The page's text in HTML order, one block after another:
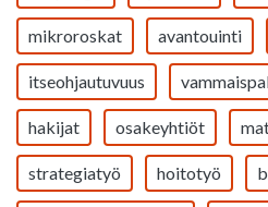
mikroroskat avantouinti
itseohjautuvuus
hakijat osakeyhtiöt
strategiatyö hoitotyö